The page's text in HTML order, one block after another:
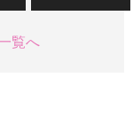
覧へ